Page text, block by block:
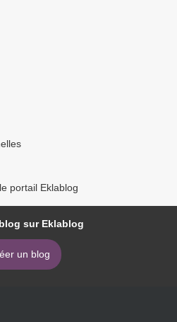
portail Eklablog
sur Eklablog
un blog